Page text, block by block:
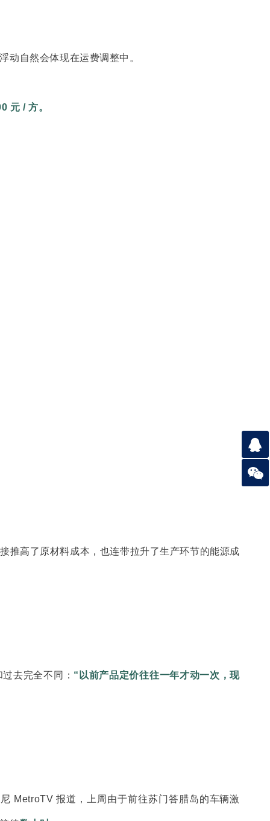
动自然会体现在运费调整中。
元 / 方。
推高了原材料成本，也连带拉升了生产环节的能源成
去完全不同： “以前产品定价往往一年才动一次，现
MetroTV 报道，上周由于前往苏门答腊岛的车辆激